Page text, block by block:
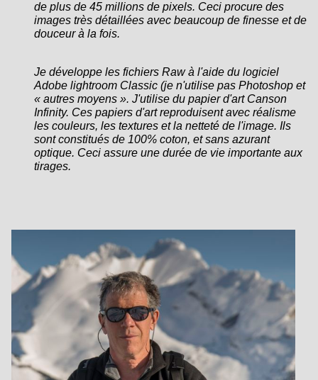
de plus de 45 millions de pixels. Ceci procure des
images très détaillées avec beaucoup de finesse et de
douceur à la fois.
Je développe les fichiers Raw à l'aide du logiciel
Adobe lightroom Classic (je n'utilise pas Photoshop et
« autres moyens ». J'utilise du papier d'art Canson
Infinity. Ces papiers d'art reproduisent avec réalisme
les couleurs, les textures et la netteté de l'image. Ils
sont constitués de 100% coton, et sans azurant
optique. Ceci assure une durée de vie importante aux
tirages.